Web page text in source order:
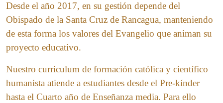
Desde el año 2017, en su gestión depende del
Obispado de la Santa Cruz de Rancagua, manteniendo
de esta forma los valores del Evangelio que animan su
proyecto educativo.
Nuestro curriculum de formación católica y científico
humanista atiende a estudiantes desde el Pre-kínder
hasta el Cuarto año de Enseñanza media. Para ello